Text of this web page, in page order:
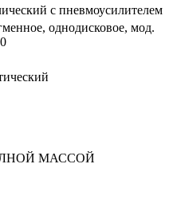
с пневмоусилителем
однодисковое, мод.
МАССОЙ